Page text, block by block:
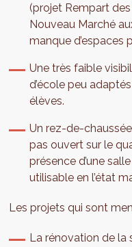
(projet Rempart
Nouveau Marché
manque d’espaces
Une très faible
d’école peu
élèves.
Un rez-de-
pas ouvert sur le
présence d’une
utilisable en l’état
Les projets qui sont
La rénovation de la